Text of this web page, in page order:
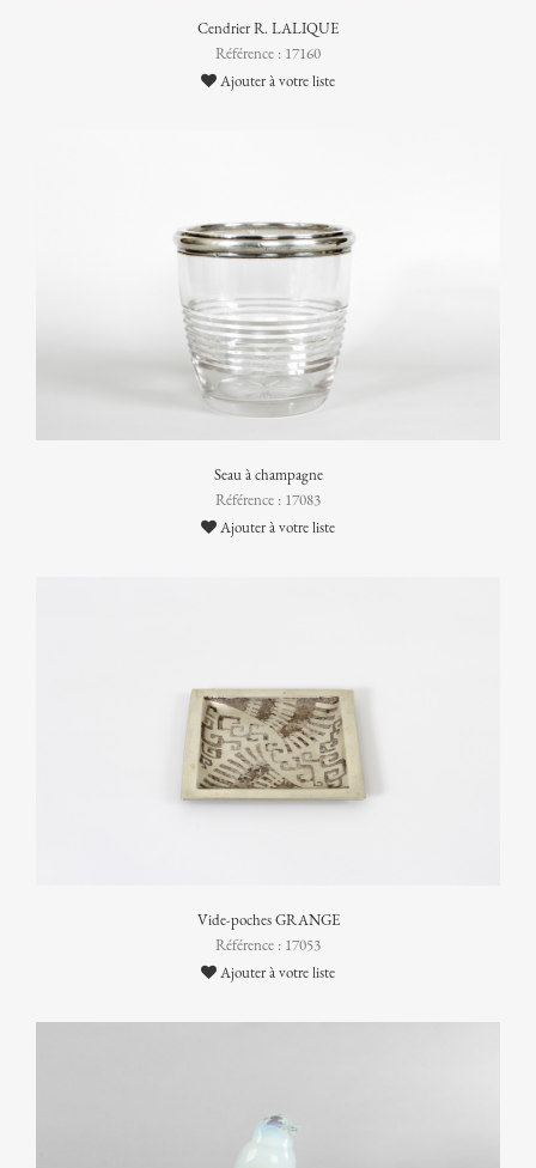
Cendrier R. LALIQUE
Référence : 17160
Ajouter à votre liste
Seau à champagne
Référence : 17083
Ajouter à votre liste
Vide-poches GRANGE
Référence : 17053
Ajouter à votre liste